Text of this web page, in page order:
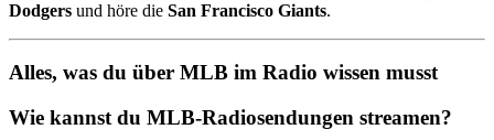
Dodgers und höre die San Francisco Giants.
Alles, was du über MLB im Radio wissen musst
Wie kannst du MLB-Radiosendungen streamen?